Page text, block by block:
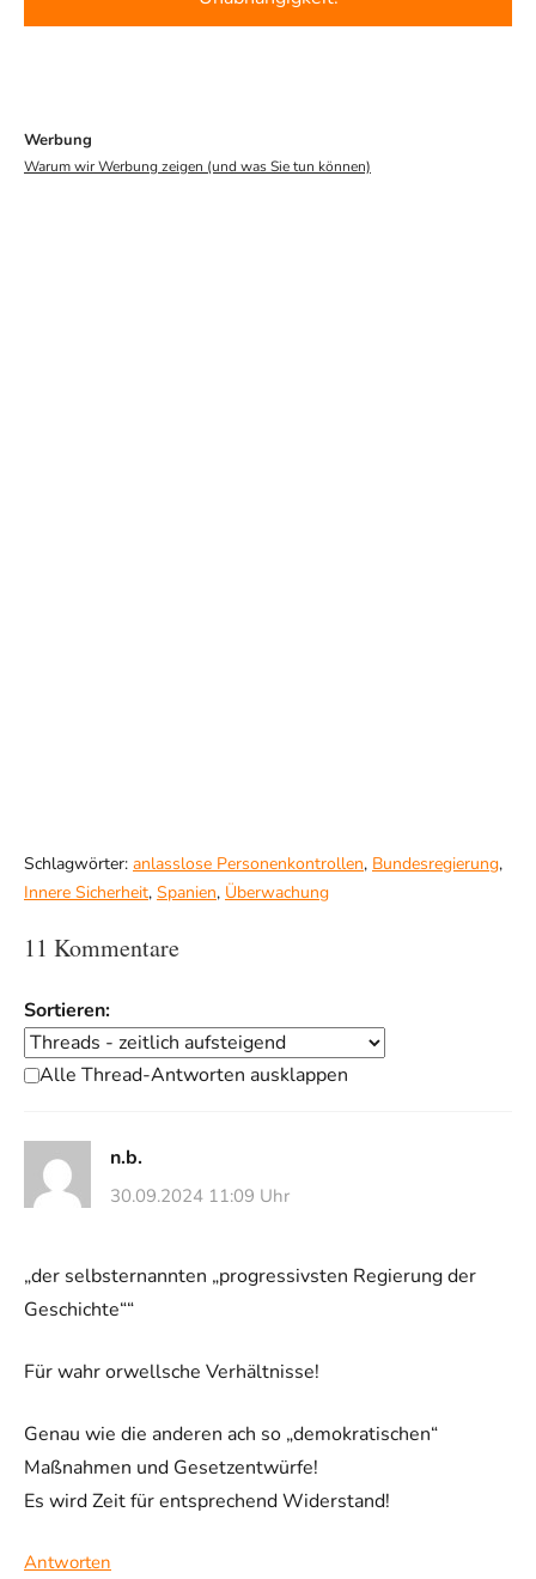
Werbung
Warum wir Werbung zeigen (und was Sie tun können)
Schlagwörter: anlasslose Personenkontrollen, Bundesregierung,
Innere Sicherheit, Spanien, Überwachung
11 Kommentare
Sortieren:
Alle Thread-Antworten ausklappen
n.b.
30.09.2024 11:09 Uhr
„der selbsternannten „progressivsten Regierung der
Geschichte““
Für wahr orwellsche Verhältnisse!
Genau wie die anderen ach so „demokratischen“
Maßnahmen und Gesetzentwürfe!
Es wird Zeit für entsprechend Widerstand!
Antworten